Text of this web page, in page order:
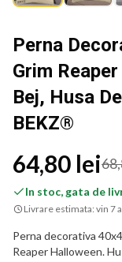
Perna
Grim
Bej, Husa
BEKZ®
64,80 lei
In stoc, gata de
Livrare estimata: vin 7
Perna decorativa
Reaper Halloween.